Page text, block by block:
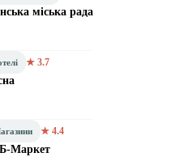
міська рада
★ 3.7
★ 4.4
Маркет